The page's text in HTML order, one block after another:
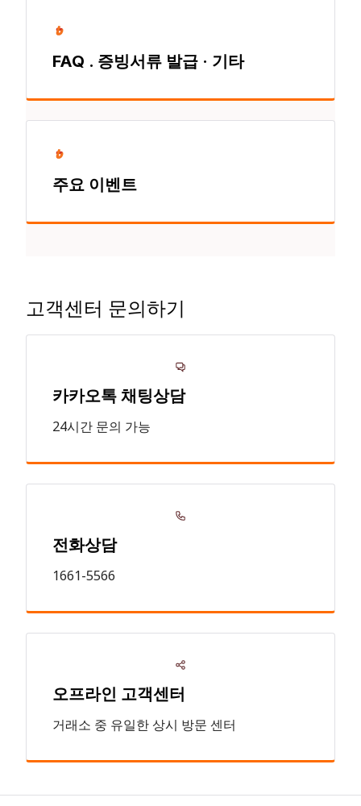
FAQ . 증빙서류 발급 · 기타
주요 이벤트
고객센터 문의하기
카카오톡 채팅상담
24시간 문의 가능
전화상담
1661-5566
오프라인 고객센터
거래소 중 유일한 상시 방문 센터